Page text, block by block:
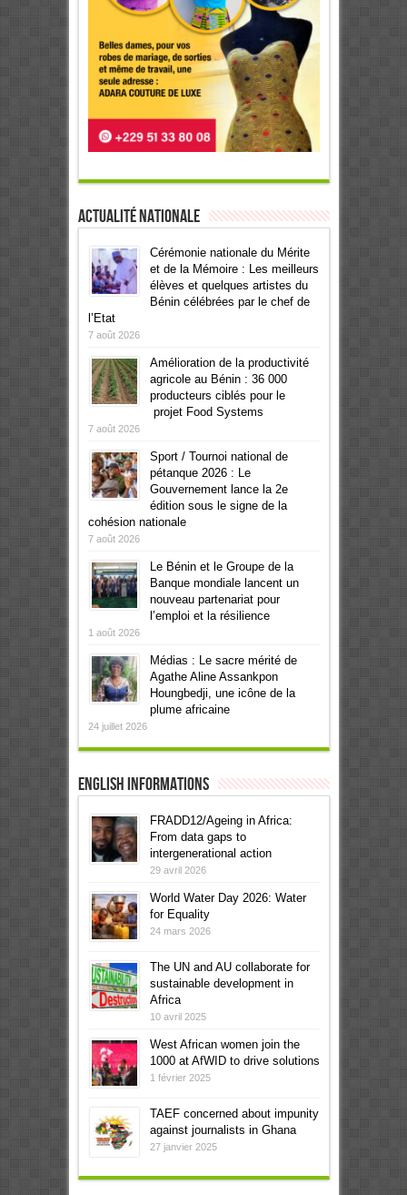
Actualité Nationale
Cérémonie nationale du Mérite
et de la Mémoire : Les meilleurs
élèves et quelques artistes du
Bénin célébrées par le chef de
l’Etat
7 août 2026
Amélioration de la productivité
agricole au Bénin : 36 000
producteurs ciblés pour le
projet Food Systems
7 août 2026
Sport / Tournoi national de
pétanque 2026 : Le
Gouvernement lance la 2e
édition sous le signe de la
cohésion nationale
7 août 2026
Le Bénin et le Groupe de la
Banque mondiale lancent un
nouveau partenariat pour
l’emploi et la résilience
1 août 2026
Médias : Le sacre mérité de
Agathe Aline Assankpon
Houngbedji, une icône de la
plume africaine
24 juillet 2026
English informations
FRADD12/Ageing in Africa:
From data gaps to
intergenerational action
29 avril 2026
World Water Day 2026: Water
for Equality
24 mars 2026
The UN and AU collaborate for
sustainable development in
Africa
10 avril 2025
West African women join the
1000 at AfWID to drive solutions
1 février 2025
TAEF concerned about impunity
against journalists in Ghana
27 janvier 2025